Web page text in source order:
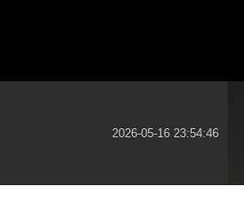
2026-05-16 23:54:46